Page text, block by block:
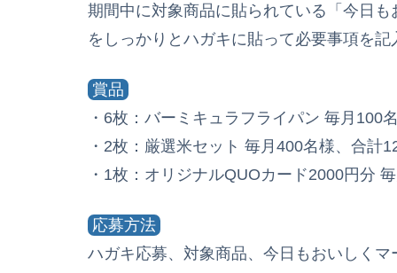
期間中に対象商品に貼られている「今日
をしっかりとハガキに貼って必要事項を
賞品
・6枚：バーミキュラフライパン 毎月100
・2枚：厳選米セット 毎月400名様、合計
・1枚：オリジナルQUOカード2000円分
応募方法
ハガキ応募、対象商品、今日もおいしくマ